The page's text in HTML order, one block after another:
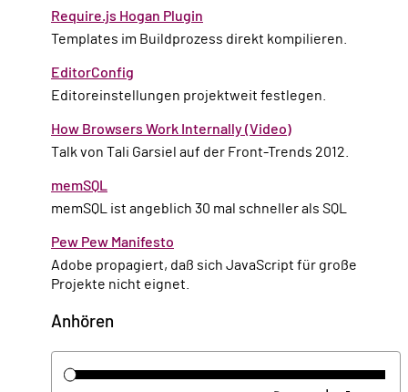
Require.js Hogan Plugin
Templates im Buildprozess direkt kompilieren.
EditorConfig
Editoreinstellungen projektweit festlegen.
How Browsers Work Internally (Video)
Talk von Tali Garsiel auf der Front-Trends 2012.
memSQL
memSQL ist angeblich 30 mal schneller als SQL
Pew Pew Manifesto
Adobe propagiert, daß sich JavaScript für große
Projekte nicht eignet.
Anhören